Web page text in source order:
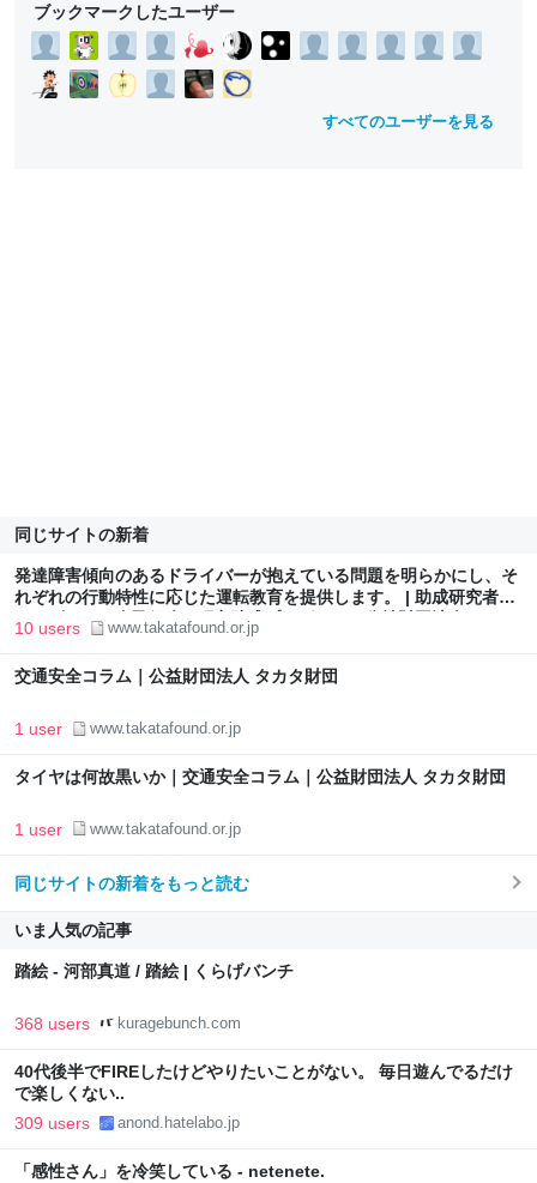
ブックマークしたユーザー
すべてのユーザーを見る
同じサイトの新着
発達障害傾向のあるドライバーが抱えている問題を明らかにし、そ
れぞれの行動特性に応じた運転教育を提供します。 | 助成研究者イ
ンタビュー・自己紹介 | 研究助成プログラム｜公益財団法人タカタ
10 users www.takatafound.or.jp
交通安全コラム｜公益財団法人 タカタ財団
1 user www.takatafound.or.jp
タイヤは何故黒いか｜交通安全コラム｜公益財団法人 タカタ財団
1 user www.takatafound.or.jp
同じサイトの新着をもっと読む
いま人気の記事
踏絵 - 河部真道 / 踏絵 | くらげバンチ
368 users kuragebunch.com
40代後半でFIREしたけどやりたいことがない。 毎日遊んでるだけ
で楽しくない..
309 users anond.hatelabo.jp
「感性さん」を冷笑している - netenete.